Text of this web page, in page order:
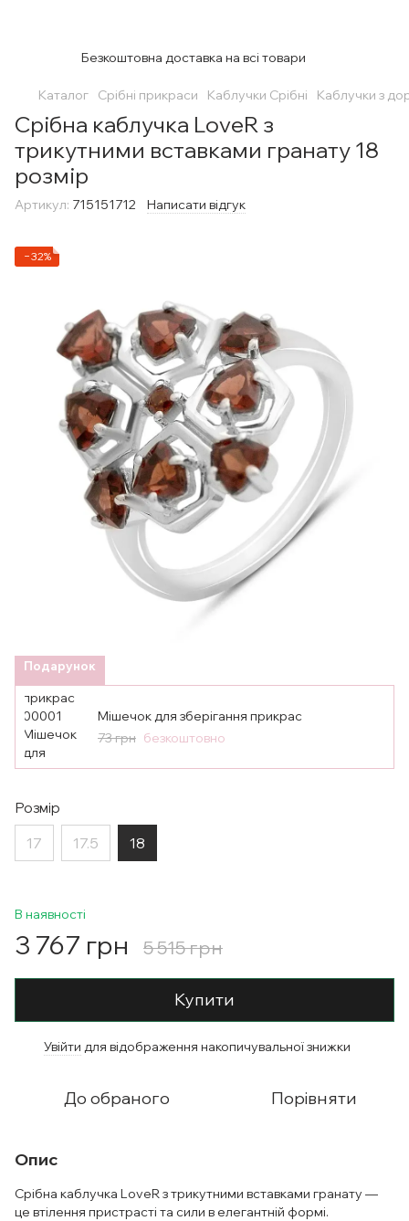
Безкоштовна доставка на всі товари
Каталог Срібні прикраси Каблучки Срібні Каблучки з
Срібна каблучка LoveR з
трикутними вставками гранату 18
розмір
Артикул: 715151712 Написати відгук
−32%
Подарунок
Мішечок для зберігання прикрас
73 грн безкоштовно
Розмір
17 17.5 18
В наявності
3 767 грн 5 515 грн
Купити
Увійти для відображення накопичувальної знижки
До обраного Порівняти
Опис
Срібна каблучка LoveR з трикутними вставками гранату —
це втілення пристрасті та сили в елегантній формі.